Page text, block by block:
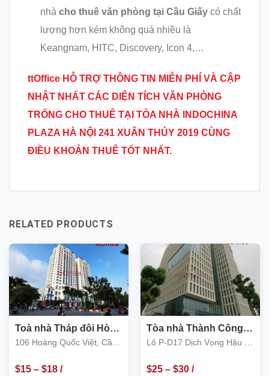
nhà cho thuê văn phòng tại Cầu Giấycó chất
lượng hơn kém không quá nhiều là
Keangnam, HITC, Discovery, Icon 4,…
ttOffice HỖ TRỢ THÔNG TIN MIỄN PHÍ VÀ CẬP
NHẬT NHẤT CÁC DIỆN TÍCH VĂN PHÒNG
TRỐNG CHO THUÊ TẠI TÒA NHÀ INDOCHINA
PLAZA HÀ NỘI 241 XUÂN THỦY 2019 CÙNG
ĐIỀU KHOẢN THUÊ TỐT NHẤT.
RELATED PRODUCTS
Toà nhà Tháp đôi Hòa
Bình 106 Hoàng Quốc
106 Hoàng Quốc Việt, Cầu
$15– $18/
Tòa nhà Thành Công
Tower, Duy Tân- Dịch
Lô P-D17 Dịch Vọng Hậu –
$25– $30/